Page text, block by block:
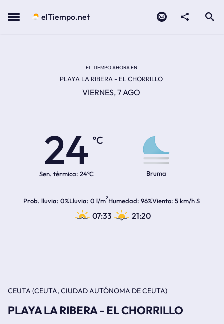
Menu elTiempo.net
EL TIEMPO AHORA EN
PLAYA LA RIBERA - EL CHORRILLO
VIERNES, 7 AGO
24
ºC
Sen. térmica: 24ºC Bruma
Prob. lluvia 0%Lluvia 0 l/m2Humedad 96%Viento 5 km/h S
07:33 21:20
CEUTA (CEUTA, CIUDAD AUTÓNOMA DE CEUTA)
PLAYA LA RIBERA - EL CHORRILLO